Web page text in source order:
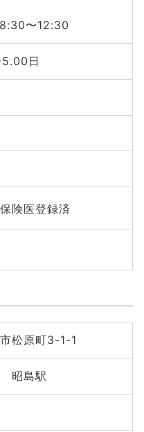
〜12:30
日
険医登録済
松原町3-1-1
昭島駅